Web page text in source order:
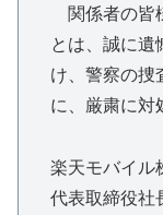
関係者の皆
とは、誠に遺
け、警察の捜
に、厳粛に対
楽天モバイル
代表取締役社